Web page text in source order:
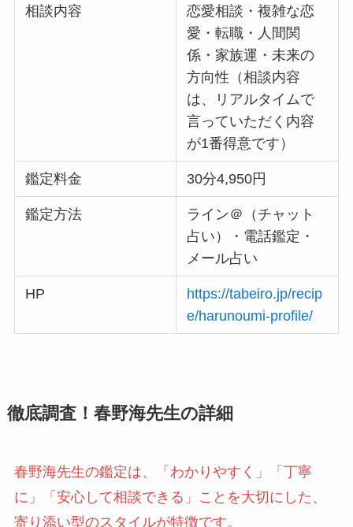
相談内容
恋愛相談・複雑な恋
愛・転職・人間関
係・家族運・未来の
方向性（相談内容
は、リアルタイムで
言っていただく内容
が1番得意です）
鑑定料金 30分4,950円
鑑定方法
ライン＠（チャット
占い）・電話鑑定・
メール占い
HP
https://tabeiro.jp/recip
e/harunoumi-profile/
徹底調査！春野海先生の詳細
春野海先生の鑑定は、「わかりやすく」「丁寧
に」「安心して相談できる」ことを大切にした、
寄り添い型のスタイルが特徴です。